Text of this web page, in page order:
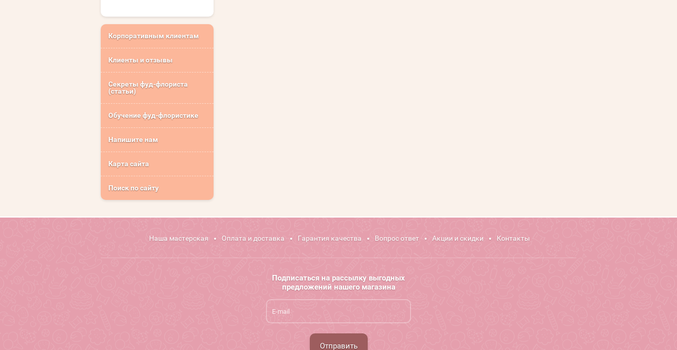
Корпоративным клиентам
Клиенты и отзывы
Секреты фуд-флориста
(статьи)
Обучение фуд-флористике
Напишите нам
Карта сайта
Поиск по сайту
Наша мастерская Оплата и доставка Гарантия качества Вопрос ответ Акции и скидки Контакты
Подписаться на рассылку выгодных
предложений нашего магазина
Отправить